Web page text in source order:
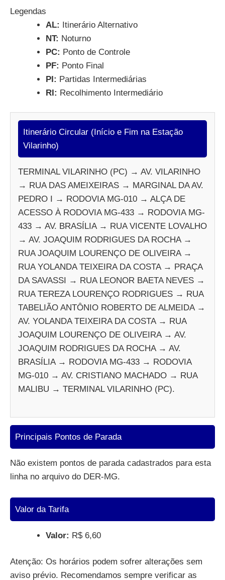
Legendas
AL: Itinerário Alternativo
NT: Noturno
PC: Ponto de Controle
PF: Ponto Final
PI: Partidas Intermediárias
RI: Recolhimento Intermediário
Itinerário Circular (Início e Fim na Estação
Vilarinho)
TERMINAL VILARINHO (PC) → AV. VILARINHO
→ RUA DAS AMEIXEIRAS → MARGINAL DA AV.
PEDRO I → RODOVIA MG-010 → ALÇA DE
ACESSO À RODOVIA MG-433 → RODOVIA MG-
433 → AV. BRASÍLIA → RUA VICENTE LOVALHO
→ AV. JOAQUIM RODRIGUES DA ROCHA →
RUA JOAQUIM LOURENÇO DE OLIVEIRA →
RUA YOLANDA TEIXEIRA DA COSTA → PRAÇA
DA SAVASSI → RUA LEONOR BAETA NEVES →
RUA TEREZA LOURENÇO RODRIGUES → RUA
TABELIÃO ANTÔNIO ROBERTO DE ALMEIDA →
AV. YOLANDA TEIXEIRA DA COSTA → RUA
JOAQUIM LOURENÇO DE OLIVEIRA → AV.
JOAQUIM RODRIGUES DA ROCHA → AV.
BRASÍLIA → RODOVIA MG-433 → RODOVIA
MG-010 → AV. CRISTIANO MACHADO → RUA
MALIBU → TERMINAL VILARINHO (PC).
Principais Pontos de Parada
Não existem pontos de parada cadastrados para esta
linha no arquivo do DER-MG.
Valor da Tarifa
Valor: R$ 6,60
Atenção: Os horários podem sofrer alterações sem
aviso prévio. Recomendamos sempre verificar as